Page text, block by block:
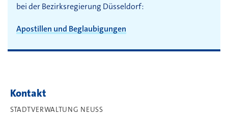
bei der Bezirksregierung Düsseldorf:
Apostillen und Beglaubigungen
Kontakt
STADTVERWALTUNG NEUSS